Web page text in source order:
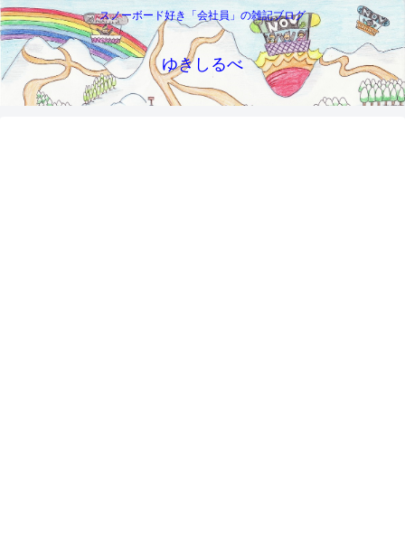
スノーボード好き「会社員」の雑記ブログ
ゆきしるべ